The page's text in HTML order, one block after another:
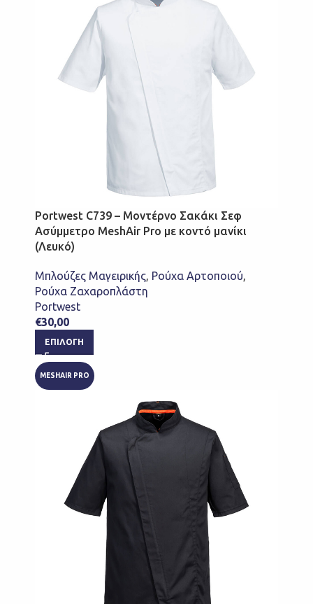
Portwest C739 – Μοντέρνο Σακάκι Σεφ
Ασύμμετρο MeshAir Pro με κοντό μανίκι
(Λευκό)
Μπλούζες Μαγειρικής, Ρούχα Αρτοποιού,
Ρούχα Ζαχαροπλάστη
Portwest
€30,00
ΕΠΙΛΟΓΉ
MESHAIR PRO